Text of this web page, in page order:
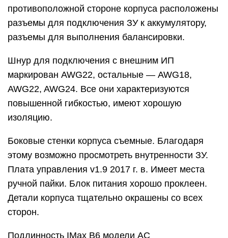
противоположной стороне корпуса расположены
разъемы для подключения ЗУ к аккумулятору,
разъемы для выполнения балансировки.
Шнур для подключения с внешним ИП
маркирован AWG22, остальные — AWG18,
AWG22, AWG24. Все они характеризуются
повышенной гибкостью, имеют хорошую
изоляцию.
Боковые стенки корпуса съемные. Благодаря
этому возможно просмотреть внутренности ЗУ.
Плата управления v1.9 2017 г. в. Имеет места
ручной пайки. Блок питания хорошо проклеен.
Детали корпуса тщательно окрашены со всех
сторон.
Подлинность IMax B6 модели AC